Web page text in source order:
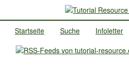
Startseite Suche Infoletter